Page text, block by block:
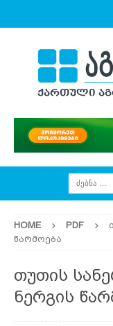
HOME PDF
წარმოება
თუთის
ნერგის